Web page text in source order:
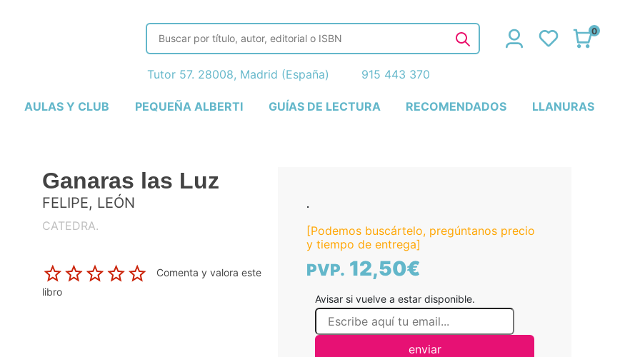
AULAS Y CLUB PEQUEÑA ALBERTI GUÍAS DE LECTURA RECOMENDADOS LLANURAS
0
Tutor 57. 28008, Madrid (España) 915 443 370
Ganaras las Luz
FELIPE, LEÓN
CATEDRA.
Comenta y valora este
libro
.
[Podemos buscártelo, pregúntanos precio
y tiempo de entrega]
PVP. 12,50€
Avisar si vuelve a estar disponible.
enviar